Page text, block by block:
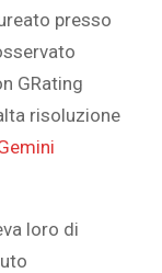
presso
GRating
risoluzione
loro di